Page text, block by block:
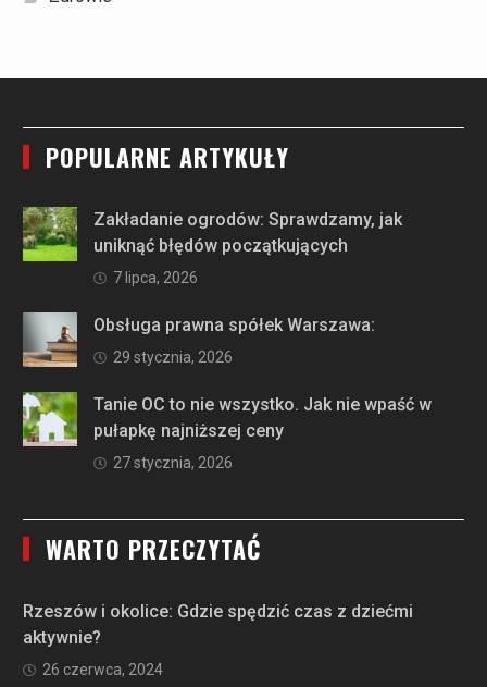
POPULARNE ARTYKUŁY
Zakładanie ogrodów: Sprawdzamy, jak
uniknąć błędów początkujących
7 lipca, 2026
Obsługa prawna spółek Warszawa:
29 stycznia, 2026
Tanie OC to nie wszystko. Jak nie wpaść w
pułapkę najniższej ceny
27 stycznia, 2026
WARTO PRZECZYTAĆ
Rzeszów i okolice: Gdzie spędzić czas z dziećmi
aktywnie?
26 czerwca, 2024